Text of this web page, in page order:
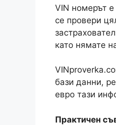
VIN номерът
се провери
като нямате
бази данни,
евро тази
Практичен